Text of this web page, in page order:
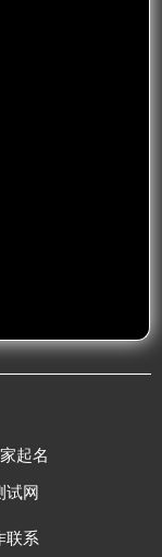
起名
试网
联系